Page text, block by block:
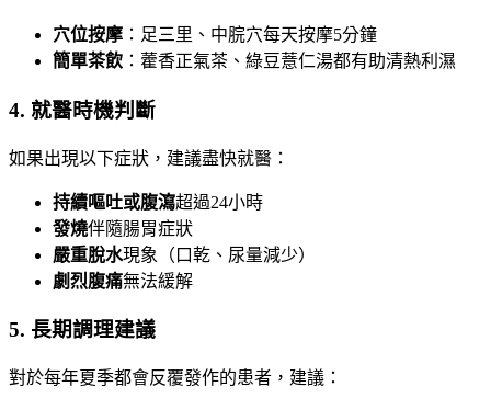
穴位按摩 ：足三里、中脘穴每天按摩5分鐘
簡單茶飲 ：藿香正氣茶、綠豆薏仁湯都有助清熱利濕
4. 就醫時機判斷
如果出現以下症狀，建議盡快就醫：
持續嘔吐或腹瀉超過24小時
發燒伴隨腸胃症狀
嚴重脫水現象（口乾、尿量減少）
劇烈腹痛無法緩解
5. 長期調理建議
對於每年夏季都會反覆發作的患者，建議：